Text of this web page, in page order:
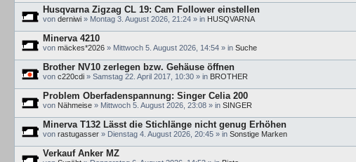
Husqvarna Zigzag CL 19: Cam Follower einstellen
von derniwi » Montag 3. August 2026, 21:24 » in HUSQVARNA
Minerva 4210
von mäckes*2026 » Mittwoch 5. August 2026, 14:54 » in Suche
Brother NV10 zerlegen bzw. Gehäuse öffnen
von c220cdi » Samstag 22. April 2017, 10:30 » in BROTHER
Problem Oberfadenspannung: Singer Celia 200
von Nähmeise » Mittwoch 5. August 2026, 23:08 » in SINGER
Minerva T132 Lässt die Stichlänge nicht genug Erhöhen
von rastugasser » Dienstag 4. August 2026, 20:45 » in Sonstige Marken
Verkauf Anker MZ